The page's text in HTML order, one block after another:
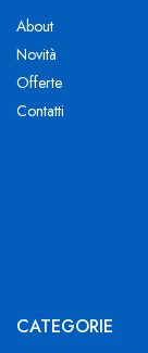
About
Novità
Offerte
Contatti
CATEGORIE